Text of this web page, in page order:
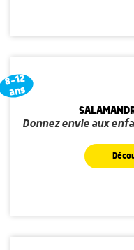
8-12
ans
Donnez envie aux